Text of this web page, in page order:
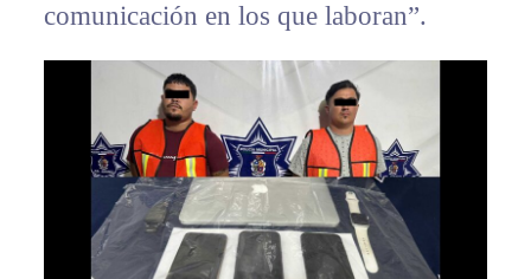
comunicación en los que laboran”.